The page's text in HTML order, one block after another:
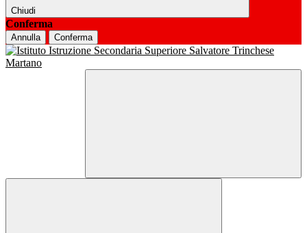
Chiudi
Conferma
Annulla Conferma